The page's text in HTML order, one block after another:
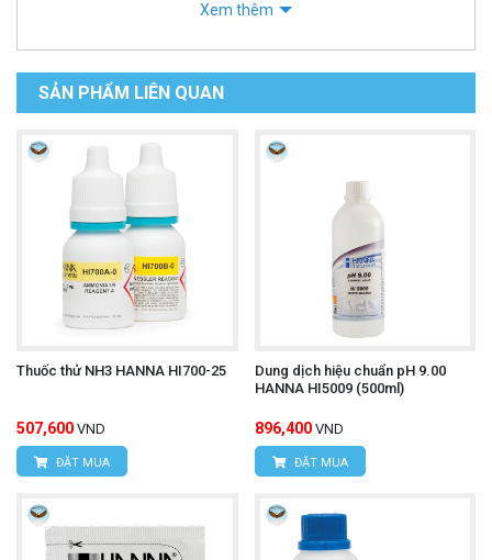
Xem thêm
SẢN PHẨM LIÊN QUAN
Thuốc thử NH3 HANNA HI700-25
507,600 VND
ĐẶT MUA
Dung dịch hiệu chuẩn pH 9.00
HANNA HI5009 (500ml)
896,400 VND
ĐẶT MUA